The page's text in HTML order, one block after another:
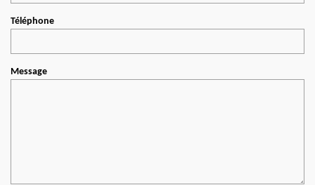
Téléphone
Message